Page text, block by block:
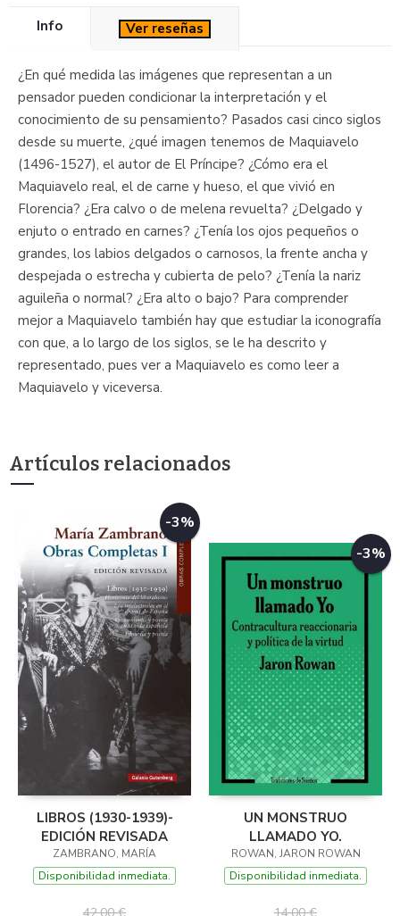
Info Ver reseñas
¿En qué medida las imágenes que representan a un
pensador pueden condicionar la interpretación y el
conocimiento de su pensamiento? Pasados casi cinco siglos
desde su muerte, ¿qué imagen tenemos de Maquiavelo
(1496-1527), el autor de El Príncipe? ¿Cómo era el
Maquiavelo real, el de carne y hueso, el que vivió en
Florencia? ¿Era calvo o de melena revuelta? ¿Delgado y
enjuto o entrado en carnes? ¿Tenía los ojos pequeños o
grandes, los labios delgados o carnosos, la frente ancha y
despejada o estrecha y cubierta de pelo? ¿Tenía la nariz
aguileña o normal? ¿Era alto o bajo? Para comprender
mejor a Maquiavelo también hay que estudiar la iconografía
con que, a lo largo de los siglos, se le ha descrito y
representado, pues ver a Maquiavelo es como leer a
Maquiavelo y viceversa.
Artículos relacionados
-3%
LIBROS (1930-1939)-
EDICIÓN REVISADA
ZAMBRANO, MARÍA
Disponibilidad inmediata.
-3%
UN MONSTRUO
LLAMADO YO.
ROWAN, JARON ROWAN
Disponibilidad inmediata.